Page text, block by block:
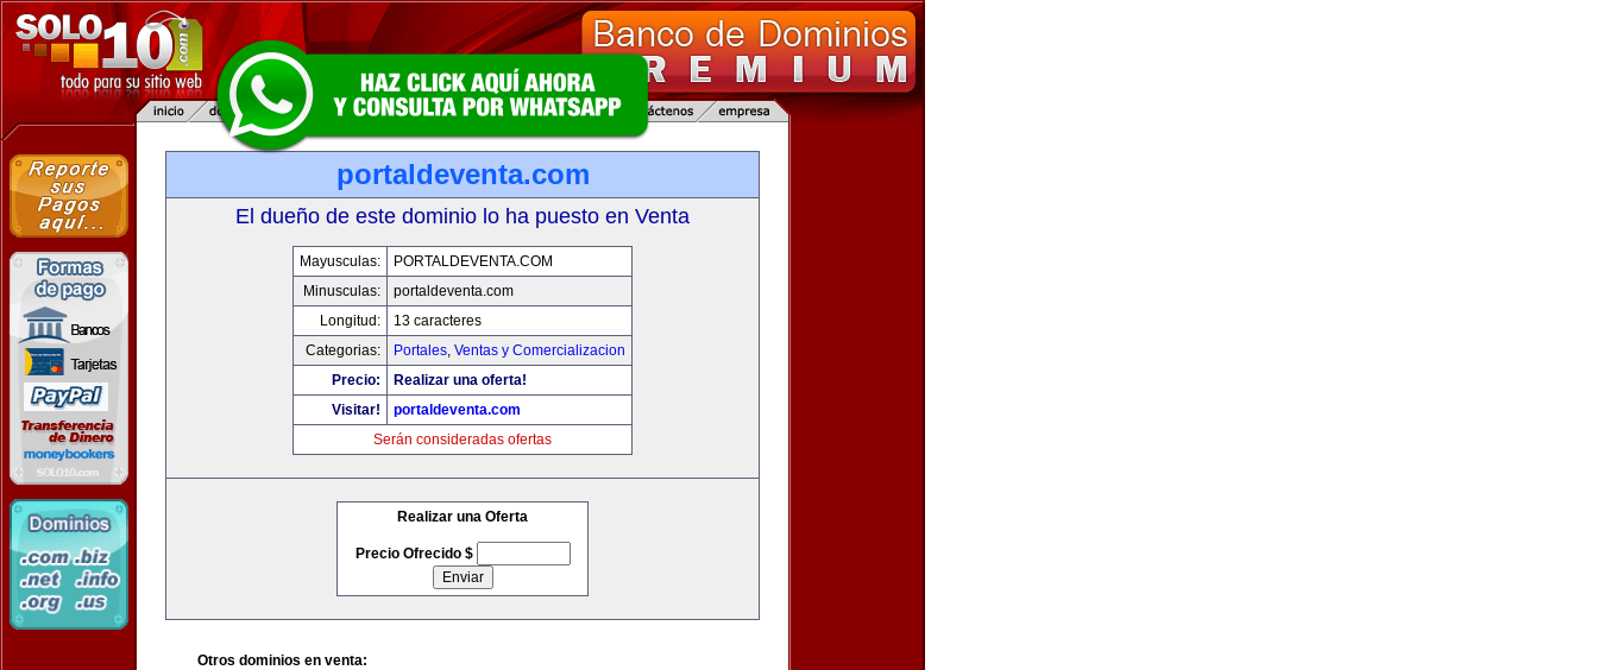
portaldeventa.com
El dueño de este dominio lo ha puesto en Venta
Mayusculas:
PORTALDEVENTA.COM
Minusculas:
portaldeventa.com
Longitud:
13 caracteres
Categorias:
Portales, Ventas y Comercializacion
Precio:
Realizar una oferta!
Visitar!
portaldeventa.com
Serán consideradas ofertas
Realizar una Oferta
Precio Ofrecido $
Otros dominios en venta: